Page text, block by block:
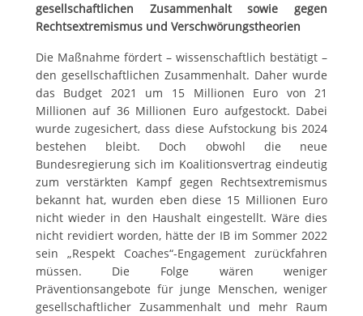
gesellschaftlichen Zusammenhalt sowie gegen
Rechtsextremismus und Verschwörungstheorien
Die Maßnahme fördert – wissenschaftlich bestätigt –
den gesellschaftlichen Zusammenhalt. Daher wurde
das Budget 2021 um 15 Millionen Euro von 21
Millionen auf 36 Millionen Euro aufgestockt. Dabei
wurde zugesichert, dass diese Aufstockung bis 2024
bestehen bleibt. Doch obwohl die neue
Bundesregierung sich im Koalitionsvertrag eindeutig
zum verstärkten Kampf gegen Rechtsextremismus
bekannt hat, wurden eben diese 15 Millionen Euro
nicht wieder in den Haushalt eingestellt. Wäre dies
nicht revidiert worden, hätte der IB im Sommer 2022
sein „Respekt Coaches“-Engagement zurückfahren
müssen. Die Folge wären weniger
Präventionsangebote für junge Menschen, weniger
gesellschaftlicher Zusammenhalt und mehr Raum